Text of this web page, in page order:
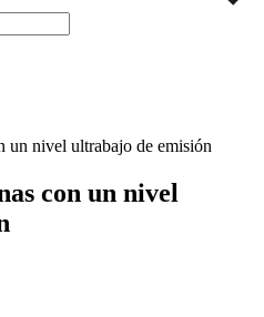
un nivel ultrabajo de emisión
con un nivel